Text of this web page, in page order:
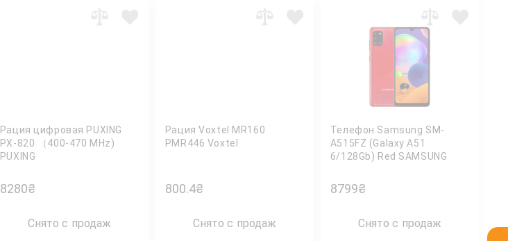
Рация цифровая PUXING
PX-820 （400-470 MHz)
PUXING
8280₴
Снято с продаж
Рация Voxtel MR160
PMR446 Voxtel
800.4₴
Снято с продаж
Телефон Samsung SM-
A515FZ (Galaxy A51
6/128Gb) Red SAMSUNG
8799₴
Снято с продаж